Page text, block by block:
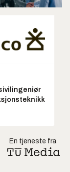
En tjeneste fra